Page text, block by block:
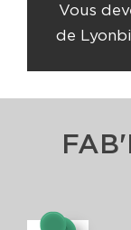
Vous
de